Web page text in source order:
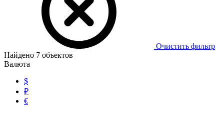
Очистить фильтр
Найдено 7 объектов
Валюта
$
₽
€